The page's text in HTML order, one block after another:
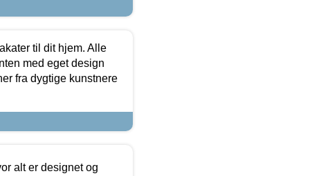
til dit hjem. Alle
med eget design
fra dygtige kunstnere
alt er designet og